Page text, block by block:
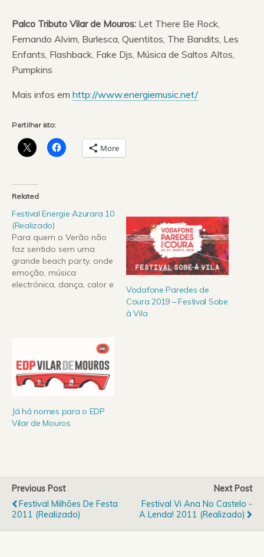
Palco Tributo Vilar de Mouros: Let There Be Rock,
Fernando Alvim, Burlesca, Quentitos, The Bandits, Les
Enfants, Flashback, Fake Djs, Música de Saltos Altos,
Pumpkins
Mais infos em http://www.energiemusic.net/
Partilhar isto:
More
Related
Festival Energie Azurara 10
(Realizado)
Para quem o Verão não
faz sentido sem uma
grande beach party, onde
emoção, música
electrónica, dança, calor e
Azurara, em Vila do
Conde vai voltar a ser
palco…
Vodafone Paredes de
Coura 2019 – Festival Sobe
à Vila
Já há nomes para o EDP
Vilar de Mouros
Previous Post
Festival Milhões De Festa
2011 (Realizado)
Next Post
Festival Vi Ana No Castelo -
A Lenda! 2011 (Realizado)